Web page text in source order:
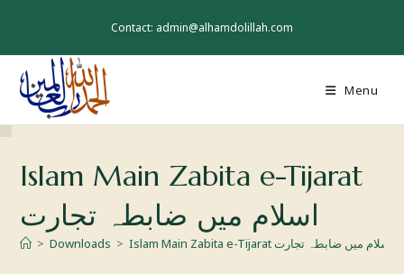
Contact: admin@alhamdolillah.com
Menu
Islam Main Zabita e-Tijarat
اسلام میں ضابطہ تجارت
> Downloads > Islam Main Zabita e-Tijarat اسلام میں ضابطہ تجارت